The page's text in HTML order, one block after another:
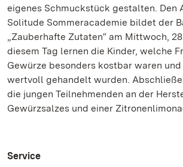
eigenes Schmuckstück gestalten. Den
Solitude Sommeracademie bildet der
„Zauberhafte Zutaten“ am Mittwoch,
diesem Tag lernen die Kinder, welche
Gewürze besonders kostbar waren
wertvoll gehandelt wurden.
die jungen Teilnehmenden an der
Gewürzsalzes und einer
Service